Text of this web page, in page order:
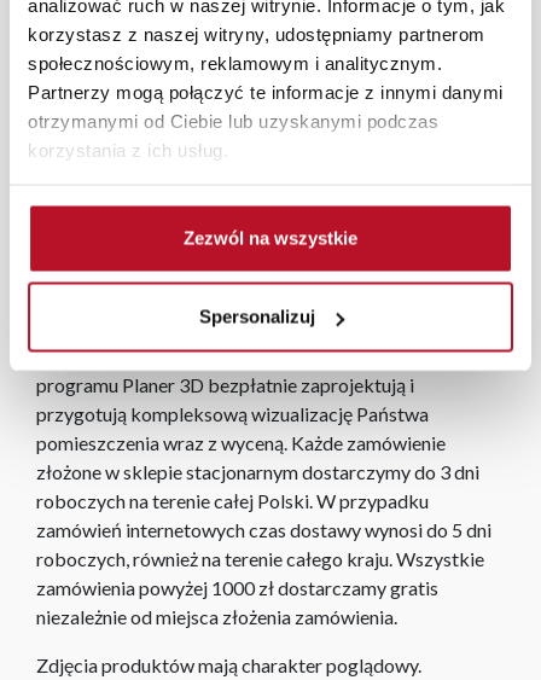
analizować ruch w naszej witrynie. Informacje o tym, jak
korzystasz z naszej witryny, udostępniamy partnerom
społecznościowym, reklamowym i analitycznym.
Partnerzy mogą połączyć te informacje z innymi danymi
otrzymanymi od Ciebie lub uzyskanymi podczas
korzystania z ich usług.
Zezwól na wszystkie
Spersonalizuj
Poduszki z kolekcji Bajka, wykonane z luksusowego
materiału Gustimo, łączą elegancję z wyjątkowym
komfortem. Materiał Gustimo, o miękkiej i przyjemnej w
dotyku strukturze, dodaje każdej poduszce subtelnego
uroku i elegancji. Kolekcja Bajka oferuje różnorodne
wzory i warianty kolorystyczne, które łatwo dopasować
zapewnią wygodę i ciepło, tworząc przytulną atmosferę
w salonie, sypialni czy na tarasie.
W każdym z salonów mebli Bodzio oferujemy pomoc w
aranżacji mebli, a nasi pracownicy z wykorzystaniem
programu Planer 3D bezpłatnie zaprojektują i
przygotują kompleksową wizualizację Państwa
pomieszczenia wraz z wyceną. Każde zamówienie
złożone w sklepie stacjonarnym dostarczymy do 3 dni
roboczych na terenie całej Polski. W przypadku
zamówień internetowych czas dostawy wynosi do 5 dni
roboczych, również na terenie całego kraju. Wszystkie
zamówienia powyżej 1000 zł dostarczamy gratis
niezależnie od miejsca złożenia zamówienia.
Zdjęcia produktów mają charakter poglądowy.